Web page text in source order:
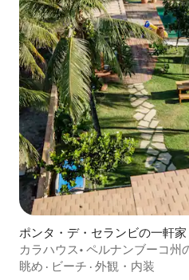
ポンタ・デ・セランビの一軒家
カラハウス• ペルナンブーコ州
眺め · ビーチ · 外観・内装